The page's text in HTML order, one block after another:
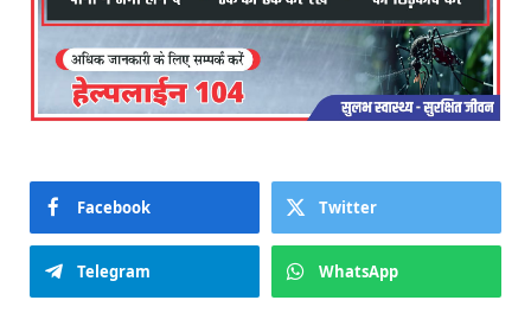
Facebook Twitter
Telegram WhatsApp